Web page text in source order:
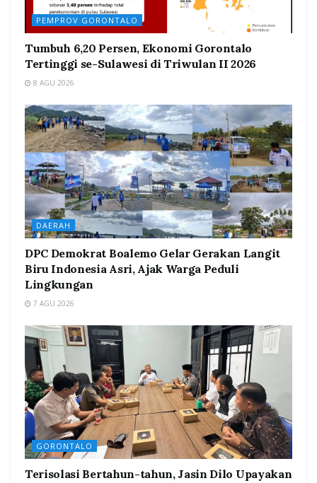
PEMPROV GORONTALO
Tumbuh 6,20 Persen, Ekonomi Gorontalo
Tertinggi se-Sulawesi di Triwulan II 2026
8 AGU 2026
DAERAH
DPC Demokrat Boalemo Gelar Gerakan Langit
Biru Indonesia Asri, Ajak Warga Peduli
Lingkungan
7 AGU 2026
GORONTALO
Terisolasi Bertahun-tahun, Jasin Dilo Upayakan